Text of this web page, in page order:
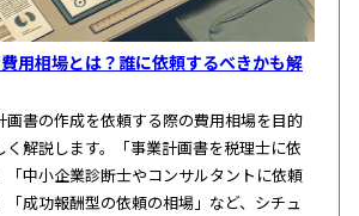
用相場とは？誰に依頼するべきかも解
画書の作成を依頼する際の費用相場を目的
く解説します。「事業計画書を税理士に依
「中小企業診断士やコンサルタントに依頼
「成功報酬型の依頼の相場」など、シチュ